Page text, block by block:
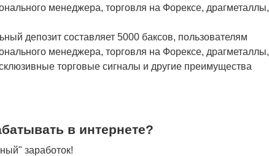
менеджера, торговля на Форексе, драгметаллы,
депозит составляет 5000 баксов, пользователям
менеджера, торговля на Форексе, драгметаллы,
торговые сигналы и другие преимущества
в интернете?
заработок!